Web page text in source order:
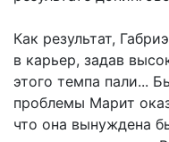
Как результат,
в карьер, задав
этого темпа пали...
проблемы Марит
что она вынуждена